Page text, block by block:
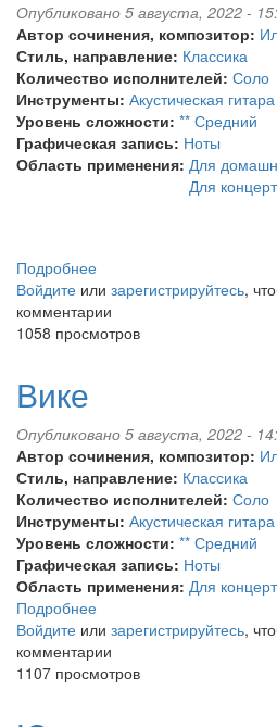
Опубликовано 5 августа, 2022 -
Автор сочинения, композитор:
Стиль, направление: Классика
Количество исполнителей: Соло
Инструменты: Акустическая гитара
Уровень сложности: ** Средний
Графическая запись: Ноты
Область применения: Для
Для
Подробнее
Юмореска
Войдите или зарегистрируйтесь,
комментарии
1058 просмотров
Вике
Опубликовано 5 августа, 2022 -
Автор сочинения, композитор:
Стиль, направление: Классика
Количество исполнителей: Соло
Инструменты: Акустическая гитара
Уровень сложности: ** Средний
Графическая запись: Ноты
Область применения: Для
Подробнее
Вике
Войдите или зарегистрируйтесь,
комментарии
1107 просмотров